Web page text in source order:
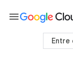
menu
Entre